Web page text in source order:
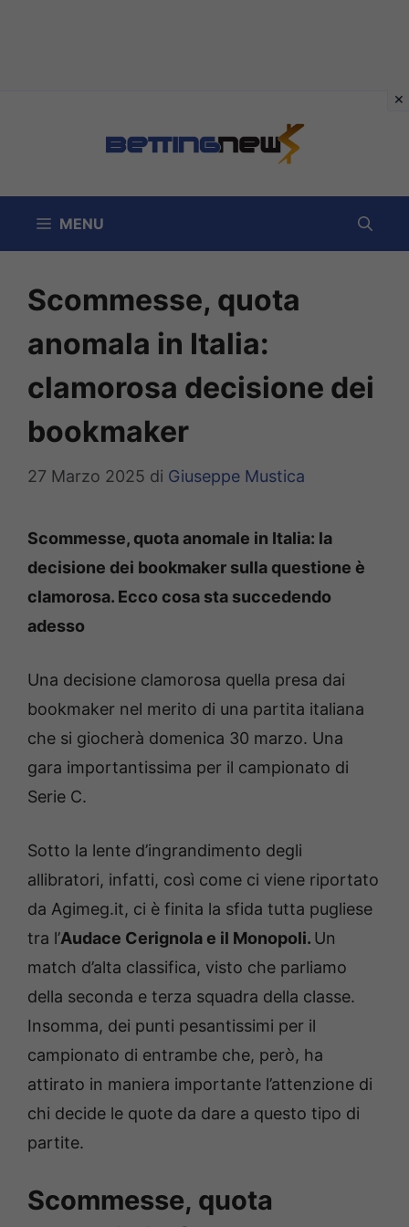
MENU
Scommesse, quota
anomala in Italia:
clamorosa decisione dei
bookmaker
27 Marzo 2025 di Giuseppe Mustica
Scommesse, quota anomale in Italia: la
decisione dei bookmaker sulla questione è
clamorosa. Ecco cosa sta succedendo
adesso
Una decisione clamorosa quella presa dai
bookmaker nel merito di una partita italiana
che si giocherà domenica 30 marzo. Una
gara importantissima per il campionato di
Serie C.
Sotto la lente d’ingrandimento degli
allibratori, infatti, così come ci viene riportato
da Agimeg.it, ci è finita la sfida tutta pugliese
tra l’Audace Cerignola e il Monopoli. Un
match d’alta classifica, visto che parliamo
della seconda e terza squadra della classe.
Insomma, dei punti pesantissimi per il
campionato di entrambe che, però, ha
attirato in maniera importante l’attenzione di
chi decide le quote da dare a questo tipo di
partite.
Scommesse, quota